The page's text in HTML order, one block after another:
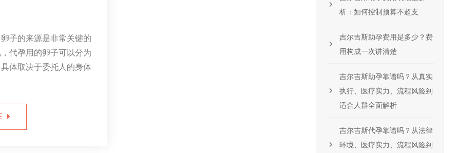
子的来源是非常关键的
代孕用的卵子可以分为
体取决于委托人的身体
析：如何控制预算不超支
吉尔吉斯助孕费用是多少？费
用构成一次讲清楚
吉尔吉斯助孕靠谱吗？从真实
执行、医疗实力、流程风险到
适合人群全面解析
吉尔吉斯代孕靠谱吗？从法律
环境、医疗实力、流程风险到